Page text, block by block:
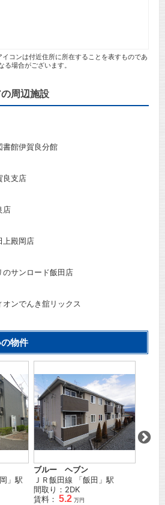
コンは付近住所に所在することを表すものであ
る場合がございます。
周辺施設
書館伊賀良分館
良支店
店
上殿岡店
のサンロード飯田店
ンでんき舘リックス
物件
」駅
ブルー ヘブン
ＪＲ飯田線 「飯田 」駅
間取り：2DK
賃料： 5.2 万円